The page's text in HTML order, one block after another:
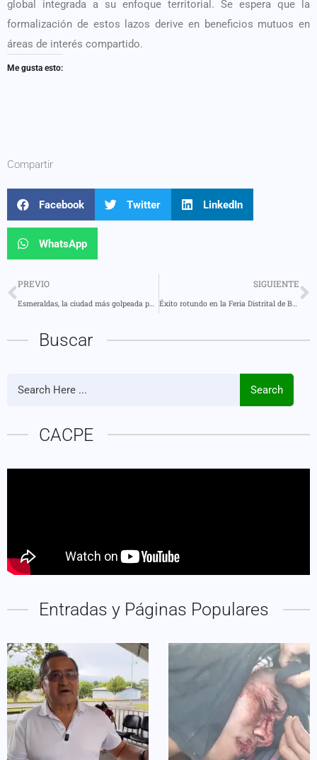
global integrada a su enfoque territorial. Se espera que la
formalización de estos lazos derive en beneficios mutuos en
áreas de interés compartido.
Me gusta esto:
Compartir
Facebook Twitter LinkedIn
WhatsApp
PREVIO
Esmeraldas, la ciudad más golpeada por el sismo de 6.0: un herido, daños estructurales y cortes de energía
SIGUIENTE
Éxito rotundo en la Feria Distrital de Bachilleratos Técnicos 2025
Buscar
Search
CACPE
Entradas y Páginas Populares